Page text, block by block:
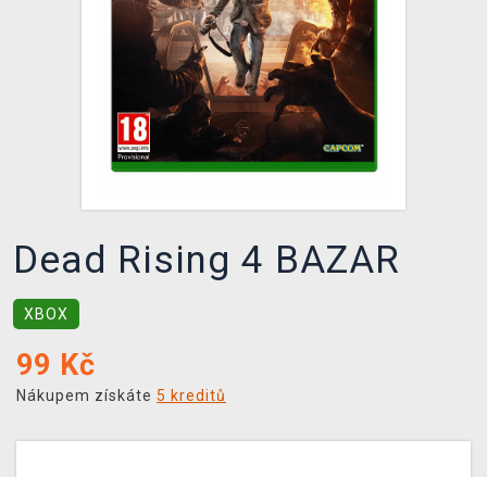
XZONE KLUB
TCG & BOARDGAME HUB
VÝKUP HER (BAZAR)
Dead Rising 4 BAZAR
XBOX
99 Kč
Nákupem získáte 5 kreditů